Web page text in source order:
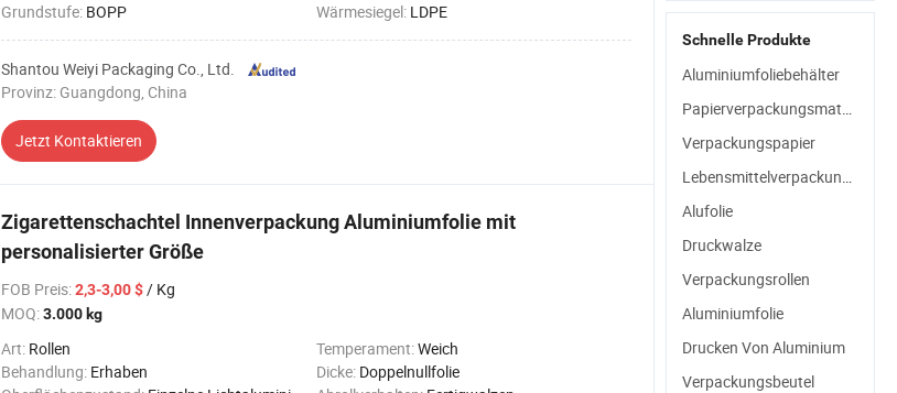
Grundstufe: BOPP Wärmesiegel: LDPE
Shantou Weiyi Packaging Co., Ltd.
Provinz: Guangdong, China
Jetzt Kontaktieren
Zigarettenschachtel Innenverpackung Aluminiumfolie mit
personalisierter Größe
FOB Preis:2,3-3,00 $/ Kg
MOQ:3.000 kg
Art: Rollen Temperament:Weich
Behandlung: Erhaben Dicke: Doppelnullfolie
Schnelle Produkte
Aluminiumfoliebehälter
Papierverpackungsmaterialien
Verpackungspapier
Lebensmittelverpackungsmaterialien
Alufolie
Druckwalze
Verpackungsrollen
Aluminiumfolie
Drucken Von Aluminium
Verpackungsbeutel